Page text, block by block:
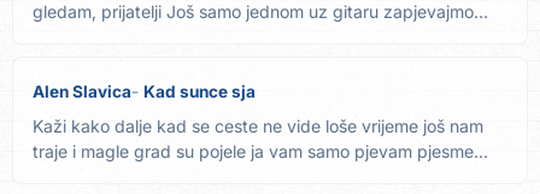
gledam, prijatelji Još samo jednom uz gitaru zapjevajmo
Alen Slavica Kad sunce sja
Kaži kako dalje kad se ceste ne vide loše vrijeme još nam
traje i magle grad su pojele ja vam samo pjevam pjesme...